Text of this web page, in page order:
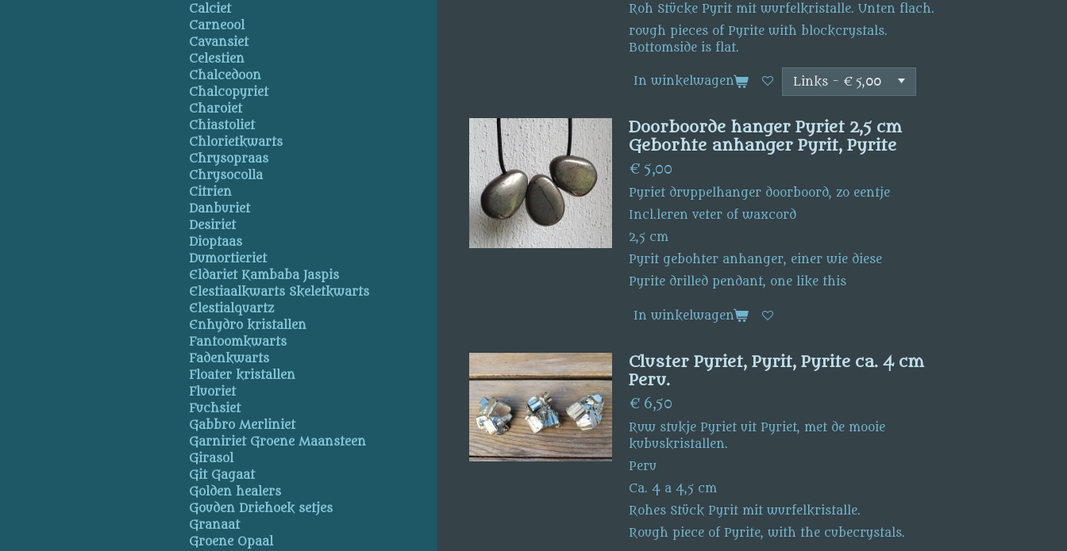
Roh Stücke Pyrit mit wurfelkristalle. Unten flach.
rough pieces of Pyrite with blockcrystals.
Bottomside is flat.
In winkelwagen
Doorboorde hanger Pyriet 2,5 cm
Geborhte anhanger Pyrit, Pyrite
€ 5,00
Pyriet druppelhanger doorboord, zo eentje
Incl.leren veter of waxcord
2,5 cm
Pyrit gebohter anhanger, einer wie diese
Pyrite drilled pendant, one like this
In winkelwagen
Cluster Pyriet, Pyrit, Pyrite ca. 4 cm
Peru.
€ 6,50
Ruw stukje Pyriet uit Pyriet, met de mooie
kubuskristallen.
Peru
Ca. 4 a 4,5 cm
Rohes Stück Pyrit mit wurfelkristalle.
Rough piece of Pyrite, with the cubecrystals.
Calciet
Carneool
Cavansiet
Celestien
Chalcedoon
Chalcopyriet
Charoiet
Chiastoliet
Chlorietkwarts
Chrysopraas
Chrysocolla
Citrien
Danburiet
Desiriet
Dioptaas
Dumortieriet
Eldariet Kambaba Jaspis
Elestiaalkwarts Skeletkwarts
Elestialquartz
Enhydro kristallen
Fantoomkwarts
Fadenkwarts
Floater kristallen
Fluoriet
Fuchsiet
Gabbro Merliniet
Garniriet Groene Maansteen
Girasol
Git Gagaat
Golden healers
Gouden Driehoek setjes
Granaat
Groene Opaal